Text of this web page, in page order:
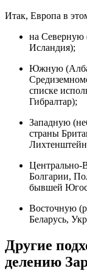
Итак, Европа в
на Северную
Исландия);
Южную
списке
Гибралтар);
Западную
страны
Центрально-
Болгарии,
бывшей
Восточную
Беларусь,
Другие
делению